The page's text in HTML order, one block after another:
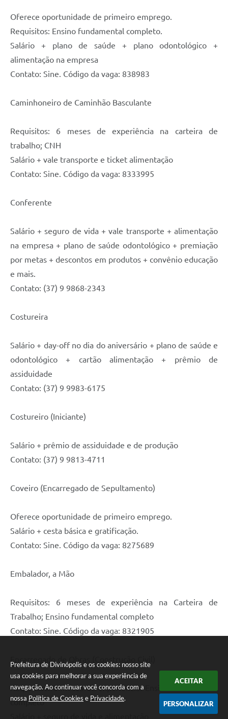
Prefeitura de Divinópolis e os cookies: nosso site
usa cookies para melhorar a sua experiência de
navegação. Ao continuar você concorda com a
nossa Política de Cookies e Privacidade.
ACEITAR
PERSONALIZAR
Oferece oportunidade de primeiro emprego.
Requisitos: Ensino fundamental completo.
Salário + plano de saúde + plano odontológico +
alimentação na empresa
Contato: Sine. Código da vaga: 838983
Caminhoneiro de Caminhão Basculante
Requisitos: 6 meses de experiência na carteira de
trabalho; CNH
Salário + vale transporte e ticket alimentação
Contato: Sine. Código da vaga: 8333995
Conferente
Salário + seguro de vida + vale transporte + alimentação
na empresa + plano de saúde odontológico + premiação
por metas + descontos em produtos + convênio educação
e mais.
Contato: (37) 9 9868-2343
Costureira
Salário + day-off no dia do aniversário + plano de saúde e
odontológico + cartão alimentação + prêmio de
assiduidade
Contato: (37) 9 9983-6175
Costureiro (Iniciante)
Salário + prêmio de assiduidade e de produção
Contato: (37) 9 9813-4711
Coveiro (Encarregado de Sepultamento)
Oferece oportunidade de primeiro emprego.
Salário + cesta básica e gratificação.
Contato: Sine. Código da vaga: 8275689
Embalador, a Mão
Requisitos: 6 meses de experiência na Carteira de
Trabalho; Ensino fundamental completo
Contato: Sine. Código da vaga: 8321905
Requisitos: 6 meses de experiência. Ensino fundamental
completo